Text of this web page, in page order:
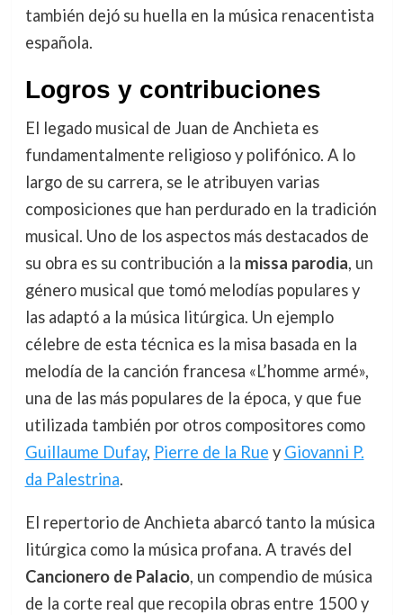
también dejó su huella en la música renacentista
española.
Logros y contribuciones
El legado musical de Juan de Anchieta es
fundamentalmente religioso y polifónico. A lo
largo de su carrera, se le atribuyen varias
composiciones que han perdurado en la tradición
musical. Uno de los aspectos más destacados de
su obra es su contribución a la missa parodia, un
género musical que tomó melodías populares y
las adaptó a la música litúrgica. Un ejemplo
célebre de esta técnica es la misa basada en la
melodía de la canción francesa «L’homme armé»,
una de las más populares de la época, y que fue
utilizada también por otros compositores como
Guillaume Dufay, Pierre de la Rue y Giovanni P.
da Palestrina.
El repertorio de Anchieta abarcó tanto la música
litúrgica como la música profana. A través del
Cancionero de Palacio, un compendio de música
de la corte real que recopila obras entre 1500 y